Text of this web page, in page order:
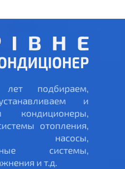
подбираем,
и
кондиционеры,
отопления,
насосы,
системы,
и т.д.